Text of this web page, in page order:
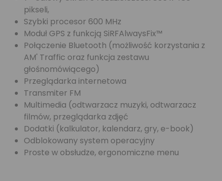
pikseli,
Szybki procesor 600 MHz
Moduł GPS z funkcją SiRFAlwaysFix™
Połączenie Bluetooth (możliwość korzystania z
AM' Traffic oraz funkcja zestawu
głośnomówiącego)
Przeglądarka internetowa
Transmiter FM
Multimedia (odtwarzacz muzyki, odtwarzacz
filmów, przeglądarka zdjęć
Dodatki (kalkulator, kalendarz, gry, e-book)
Odblokowany system operacyjny
Proste w obsłudze, ergonomiczne menu